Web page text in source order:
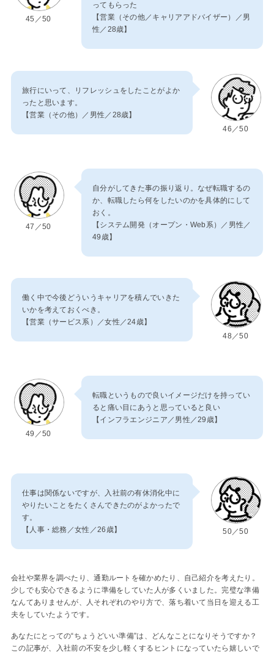
45／50
ってもらった
【営業（その他／キャリアアドバイザー）／男
性／28歳】
旅行にいって、リフレッシュをしたことがよか
ったと思います。
【営業（その他）／男性／28歳】
46／50
47／50
自分がしてきた事の振り返り。なぜ転職するの
か、転職したら何をしたいのかを具体的にして
おく。
【システム開発（オープン・Web系）／男性／
49歳】
働く中で今後どういうキャリアを積んでいきた
いかを考えておくべき。
【営業（サービス系）／女性／24歳】
48／50
49／50
転職というもので良いイメージだけを持ってい
ると痛い目にあうと思っていると良い
【インフラエンジニア／男性／29歳】
仕事は関係ないですが、入社前の有休消化中に
やりたいことをたくさんできたのがよかったで
す。
【人事・総務／女性／26歳】
50／50
会社や業界を調べたり、通勤ルートを確かめたり、自己紹介を考えたり。
少しでも安心できるように準備をしていた人が多くいました。完璧な準備
なんてありませんが、人それぞれのやり方で、落ち着いて当日を迎える工
夫をしていたようです。
あなたにとっての“ちょうどいい準備”は、どんなことになりそうですか？
この記事が、入社前の不安を少し軽くするヒントになっていたら嬉しいで